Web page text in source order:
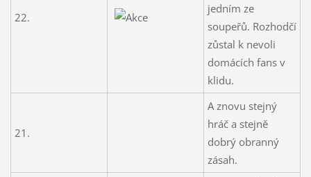
22.
jedním ze
soupeřů. Rozhodčí
zůstal k nevoli
domácích fans v
klidu.
21.
A znovu stejný
hráč a stejně
dobrý obranný
zásah.